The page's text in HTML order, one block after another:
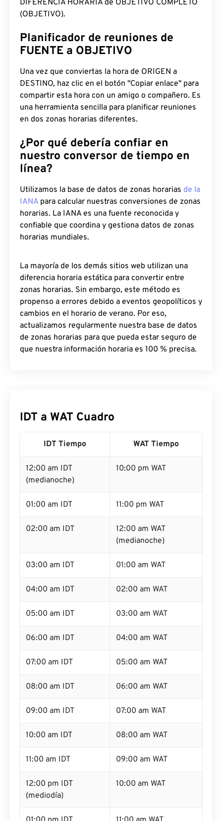
DIFERENCIA HORARIA de OBJETIVO COMPLETO
(OBJETIVO).
Planificador de reuniones de
FUENTE a OBJETIVO
Una vez que conviertas la hora de ORIGEN a
DESTINO, haz clic en el botón "Copiar enlace" para
compartir esta hora con un amigo o compañero. Es
una herramienta sencilla para planificar reuniones
en dos zonas horarias diferentes.
¿Por qué debería confiar en
nuestro conversor de tiempo en
línea?
Utilizamos la base de datos de zonas horarias de la
IANA para calcular nuestras conversiones de zonas
horarias. La IANA es una fuente reconocida y
confiable que coordina y gestiona datos de zonas
horarias mundiales.
La mayoría de los demás sitios web utilizan una
diferencia horaria estática para convertir entre
zonas horarias. Sin embargo, este método es
propenso a errores debido a eventos geopolíticos y
cambios en el horario de verano. Por eso,
actualizamos regularmente nuestra base de datos
de zonas horarias para que pueda estar seguro de
que nuestra información horaria es 100 % precisa.
IDT a WAT Cuadro
IDT Tiempo WAT Tiempo
12:00 am IDT
(medianoche)
10:00 pm WAT
01:00 am IDT 11:00 pm WAT
02:00 am IDT
12:00 am WAT
(medianoche)
03:00 am IDT 01:00 am WAT
04:00 am IDT 02:00 am WAT
05:00 am IDT 03:00 am WAT
06:00 am IDT 04:00 am WAT
07:00 am IDT 05:00 am WAT
08:00 am IDT 06:00 am WAT
09:00 am IDT 07:00 am WAT
10:00 am IDT 08:00 am WAT
11:00 am IDT 09:00 am WAT
12:00 pm IDT
(mediodía)
10:00 am WAT